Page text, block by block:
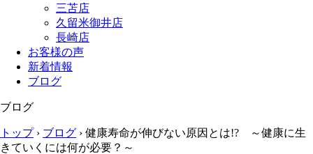
三苫店
久留米御井店
長崎店
お客様の声
新着情報
ブログ
ブログ
トップ› ブログ › 健康寿命が伸びない原因とは!? ～健康に生
きていくには何が必要？～